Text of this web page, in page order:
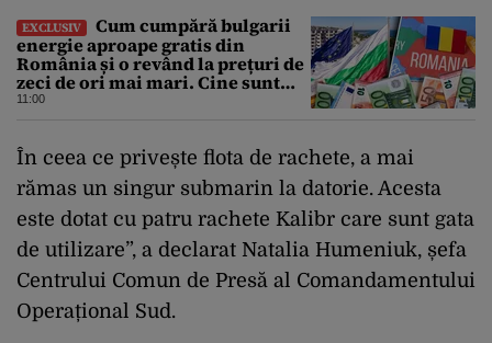
EXCLUSIV
Cum cumpără bulgarii
energie aproape gratis din
România și o revând la prețuri de
zeci de ori mai mari. Cine sunt
noii „băieți deștepți” din energie
11:00
În ceea ce privește flota de rachete, a mai
rămas un singur submarin la datorie. Acesta
este dotat cu patru rachete Kalibr care sunt gata
de utilizare”, a declarat Natalia Humeniuk, șefa
Centrului Comun de Presă al Comandamentului
Operațional Sud.